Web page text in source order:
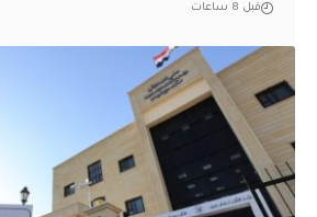
قبل 8 ساعات